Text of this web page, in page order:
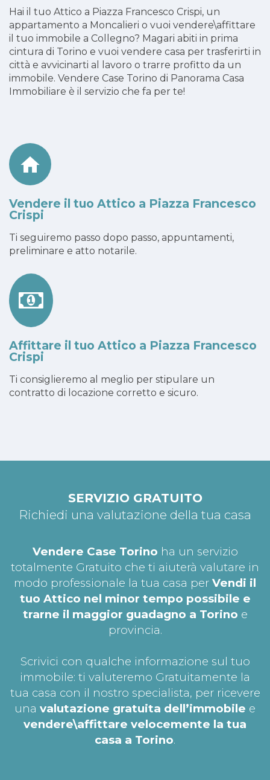
Hai il tuo Attico a Piazza Francesco Crispi, un
appartamento a Moncalieri o vuoi vendere\affittare
il tuo immobile a Collegno? Magari abiti in prima
cintura di Torino e vuoi vendere casa per trasferirti in
città e avvicinarti al lavoro o trarre profitto da un
immobile. Vendere Case Torino di Panorama Casa
Immobiliare è il servizio che fa per te!
Vendere il tuo Attico a Piazza Francesco
Crispi
Ti seguiremo passo dopo passo, appuntamenti,
preliminare e atto notarile.
Affittare il tuo Attico a Piazza Francesco
Crispi
Ti consiglieremo al meglio per stipulare un
contratto di locazione corretto e sicuro.
SERVIZIO GRATUITO
Richiedi una valutazione della tua casa
Vendere Case Torino ha un servizio
totalmente Gratuito che ti aiuterà valutare in
modo professionale la tua casa per Vendi il
tuo Attico nel minor tempo possibile e
trarne il maggior guadagno a Torino e
provincia.
Scrivici con qualche informazione sul tuo
immobile: ti valuteremo Gratuitamente la
tua casa con il nostro specialista, per ricevere
una valutazione gratuita dell’immobile e
vendere\affittare velocemente la tua
casa a Torino.